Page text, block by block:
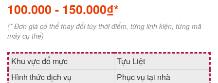
100.000 - 150.000₫*
(* Đơn giá có thể thay đổi tùy thời điểm, từng linh kiện, từng mã
máy cụ thể)
Khu vực đổ mực
Tựu Liệt
Hình thức dịch vụ
Phục vụ tại nhà